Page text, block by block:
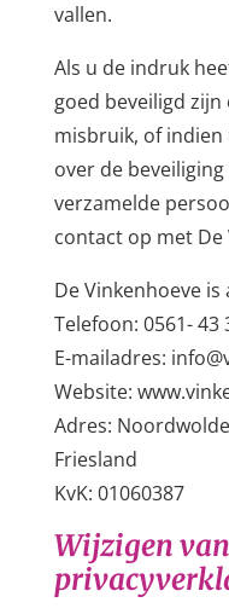
vallen.
Als u de indruk
goed beveiligd
misbruik, of
over de
verzamelde
contact op met De
De Vinkenhoeve
Telefoon: 0561- 43
E-mailadres:
Website:
Adres:
Friesland
KvK: 01060387
Wijzigen